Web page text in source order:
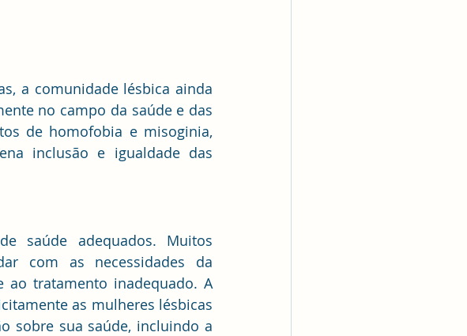
a comunidade lésbica ainda
no campo da saúde e das
de homofobia e misoginia,
inclusão e igualdade das
saúde adequados. Muitos
com as necessidades da
ao tratamento inadequado. A
as mulheres lésbicas
sobre sua saúde, incluindo a